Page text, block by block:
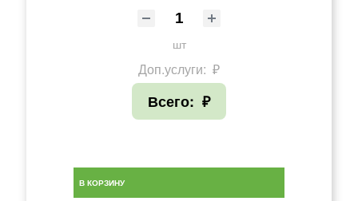
шт
Доп.услуги: ₽
Всего: ₽
В КОРЗИНУ